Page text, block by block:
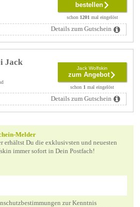
bestellen
schon 1201mal eingelöst
Details zum Gutschein
Jack
Jack Wolfskin
zum Angebot
schon 1 mal eingelöst
Details zum Gutschein
Melder
erhältst Du die exklusivsten und neuesten
immer sofort in Dein Postfach!
zur Kenntnis